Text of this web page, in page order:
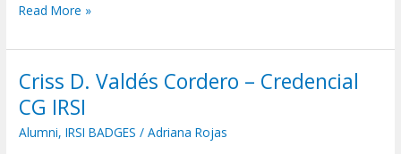
Read More »
Criss D. Valdés Cordero – Credencial
CG IRSI
Alumni,IRSI BADGES /Adriana Rojas
Criss
D.